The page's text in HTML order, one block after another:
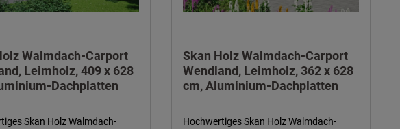
Walmdach-Carport
Leimholz, 409 x 628
Dachplatten
Skan Holz Walmdach-
Skan Holz Walmdach-Carport
Wendland, Leimholz, 362 x 628
cm, Aluminium-Dachplatten
Hochwertiges Skan Holz Walmdach-